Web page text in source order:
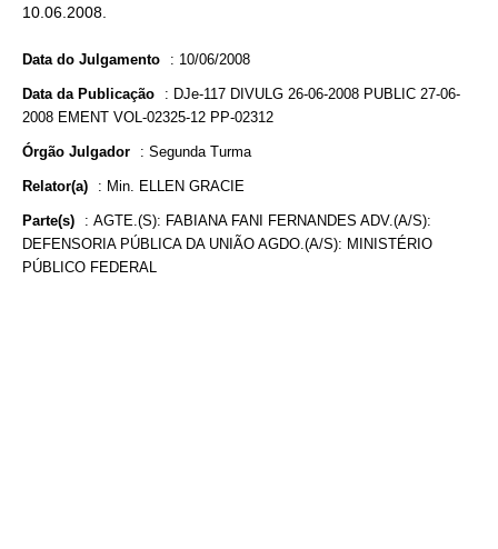
10.06.2008.
Data do Julgamento : 10/06/2008
Data da Publicação : DJe-117 DIVULG 26-06-2008 PUBLIC 27-06-
2008 EMENT VOL-02325-12 PP-02312
Órgão Julgador : Segunda Turma
Relator(a) : Min. ELLEN GRACIE
Parte(s) : AGTE.(S): FABIANA FANI FERNANDES ADV.(A/S):
DEFENSORIA PÚBLICA DA UNIÃO AGDO.(A/S): MINISTÉRIO
PÚBLICO FEDERAL